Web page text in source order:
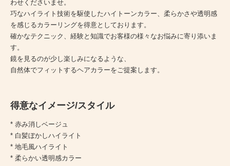
わせくださいませ。
巧なハイライト技術を駆使したハイトーンカラー、柔らかさや透明感
を感じるカラーリングを得意としております。
確かなテクニック、経験と知識でお客様の様々なお悩みに寄り添いま
す。
鏡を見るのが少し楽しみになるような、
自然体でフィットするヘアカラーをご提案します。
得意なイメージ/スタイル
* 赤み消しベージュ
* 白髪ぼかしハイライト
* 地毛風ハイライト
* 柔らかい透明感カラー